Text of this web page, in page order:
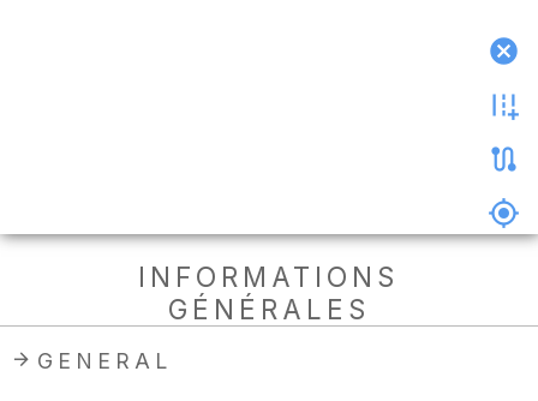
hors
ligne
INFORMATIONS
GÉNÉRALES
GENERAL